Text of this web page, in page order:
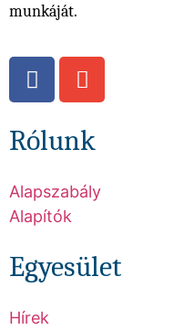
munkáját.
Rólunk
Alapszabály
Alapítók
Egyesület
Hírek